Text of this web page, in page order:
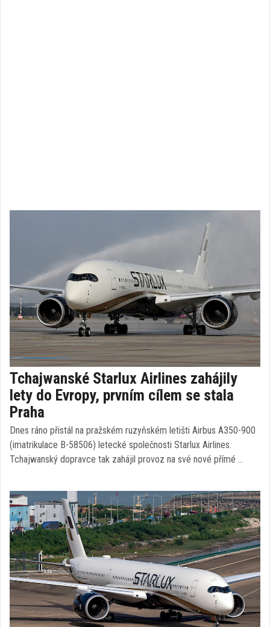
Tchajwanské Starlux Airlines zahájily
lety do Evropy, prvním cílem se stala
Praha
Dnes ráno přistál na pražském ruzyňském letišti Airbus A350-900
(imatrikulace B-58506) letecké společnosti Starlux Airlines.
Tchajwanský dopravce tak zahájil provoz na své nové přímé …